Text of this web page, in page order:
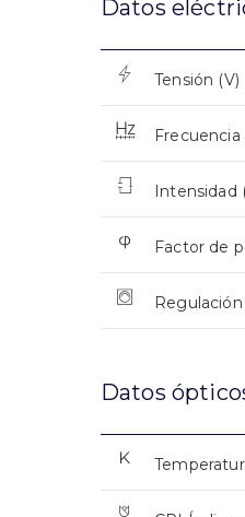
Datos
Tensión (V)
Frecuencia
Intensidad
Factor de
Regulación
Datos